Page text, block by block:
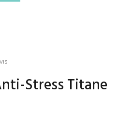
Stress Titane